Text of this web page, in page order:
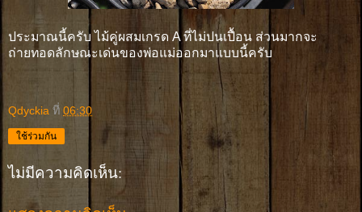
ประมาณนี้ครับ ไม้คู่ผสมเกรด A ที่ไม่ปนเปื้อน ส่วนมากจะ
ถ่ายทอดลักษณะเด่นของพ่อแม่ออกมาแบบนี้ครับ
Qdyckia ที่ 06:30
ใช้ร่วมกัน
ไม่มีความคิดเห็น: